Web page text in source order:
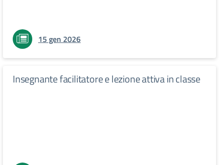
15 gen 2026
Insegnante facilitatore e lezione attiva in classe